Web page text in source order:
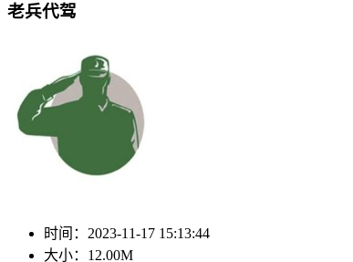
老兵代驾
时间： 2023-11-17 15:13:44
大小： 12.00M